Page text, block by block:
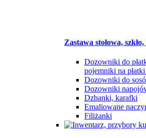
Zastawa stołowa,
Dozowniki do
pojemniki na
Dozowniki do
Dozowniki
Dzbanki, karafki
Emaliowane
Filiżanki